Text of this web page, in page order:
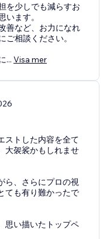
を少しでも減らすお
います。
善など、お力になれ
ご相談ください。
... Visa mer
ストした内容を全て
大袈裟かもしれませ
ら、さらにプロの視
ても有り難かったで
思い描いたトップペ